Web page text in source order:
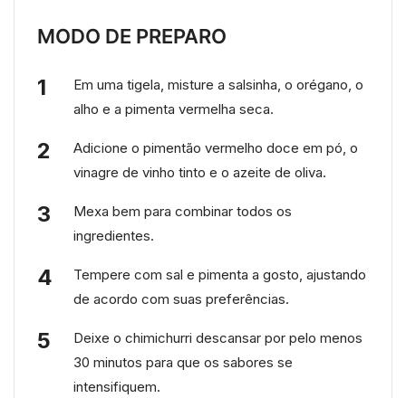
MODO DE PREPARO
Em uma tigela, misture a salsinha, o orégano, o
alho e a pimenta vermelha seca.
Adicione o pimentão vermelho doce em pó, o
vinagre de vinho tinto e o azeite de oliva.
Mexa bem para combinar todos os
ingredientes.
Tempere com sal e pimenta a gosto, ajustando
de acordo com suas preferências.
Deixe o chimichurri descansar por pelo menos
30 minutos para que os sabores se
intensifiquem.